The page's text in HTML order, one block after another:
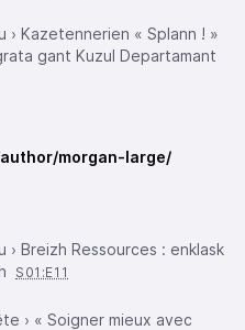
› Kazetennerien « Splann ! »
gant Kuzul Departamant
morgan-large/
› Breizh Ressources : enklask
S01:E11
› « Soigner mieux avec